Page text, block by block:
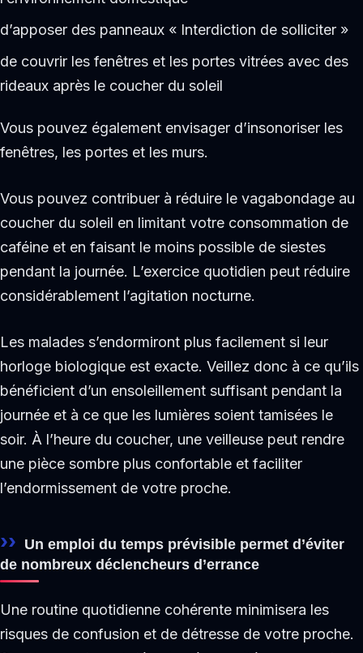
d’apposer des panneaux « Interdiction de solliciter »
de couvrir les fenêtres et les portes vitrées avec des
rideaux après le coucher du soleil
Vous pouvez également envisager d’insonoriser les
fenêtres, les portes et les murs.
Vous pouvez contribuer à réduire le vagabondage au
coucher du soleil en limitant votre consommation de
caféine et en faisant le moins possible de siestes
pendant la journée. L’exercice quotidien peut réduire
considérablement l’agitation nocturne.
Les malades s’endormiront plus facilement si leur
horloge biologique est exacte. Veillez donc à ce qu’ils
bénéficient d’un ensoleillement suffisant pendant la
journée et à ce que les lumières soient tamisées le
soir. À l’heure du coucher, une veilleuse peut rendre
une pièce sombre plus confortable et faciliter
l’endormissement de votre proche.
Un emploi du temps prévisible permet d’éviter
de nombreux déclencheurs d’errance
Une routine quotidienne cohérente minimisera les
risques de confusion et de détresse de votre proche.